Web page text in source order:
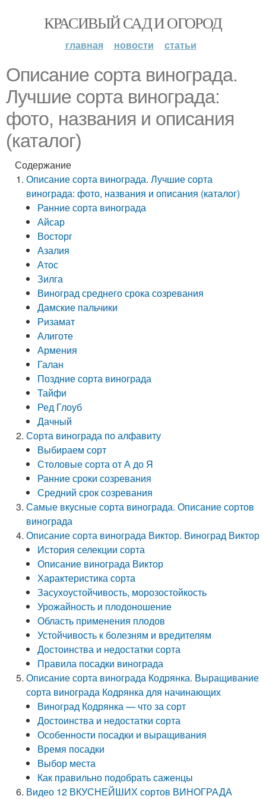
КРАСИВЫЙ САД И ОГОРОД
главная новости статьи
Описание сорта винограда.
Лучшие сорта винограда:
фото, названия и описания
(каталог)
Содержание
Описание сорта винограда. Лучшие сорта
винограда: фото, названия и описания (каталог)
Ранние сорта винограда
Айсар
Восторг
Азалия
Атос
Зилга
Виноград среднего срока созревания
Дамские пальчики
Ризамат
Алиготе
Армения
Галан
Поздние сорта винограда
Тайфи
Ред Глоуб
Дачный
Сорта винограда по алфавиту
Выбираем сорт
Столовые сорта от А до Я
Ранние сроки созревания
Средний срок созревания
Самые вкусные сорта винограда. Описание сортов
винограда
Описание сорта винограда Виктор. Виноград Виктор
История селекции сорта
Описание винограда Виктор
Характеристика сорта
Засухоустойчивость, морозостойкость
Урожайность и плодоношение
Область применения плодов
Устойчивость к болезням и вредителям
Достоинства и недостатки сорта
Правила посадки винограда
Описание сорта винограда Кодрянка. Выращивание
сорта винограда Кодрянка для начинающих
Виноград Кодрянка — что за сорт
Достоинства и недостатки сорта
Особенности посадки и выращивания
Время посадки
Выбор места
Как правильно подобрать саженцы
Видео 12 ВКУСНЕЙШИХ сортов ВИНОГРАДА